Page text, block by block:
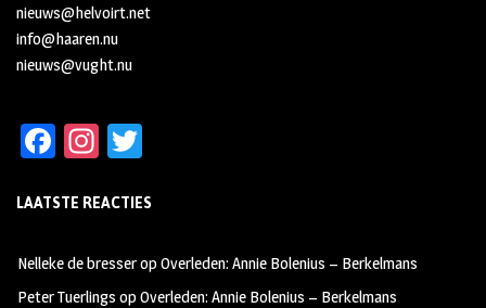
nieuws@helvoirt.net
info@haaren.nu
nieuws@vught.nu
Fa
b
oo
k
In
ag
m
tt
LAATSTE REACTIES
Nelleke de bresseropOverleden: Annie Bolenius – Berkelmans
Peter Tuerlings opOverleden: Annie Bolenius – Berkelmans